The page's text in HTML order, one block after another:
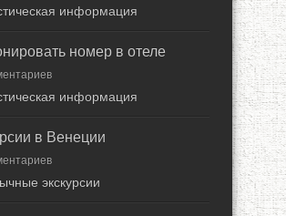
информация
номер в отеле
информация
в Венеции
экскурсии